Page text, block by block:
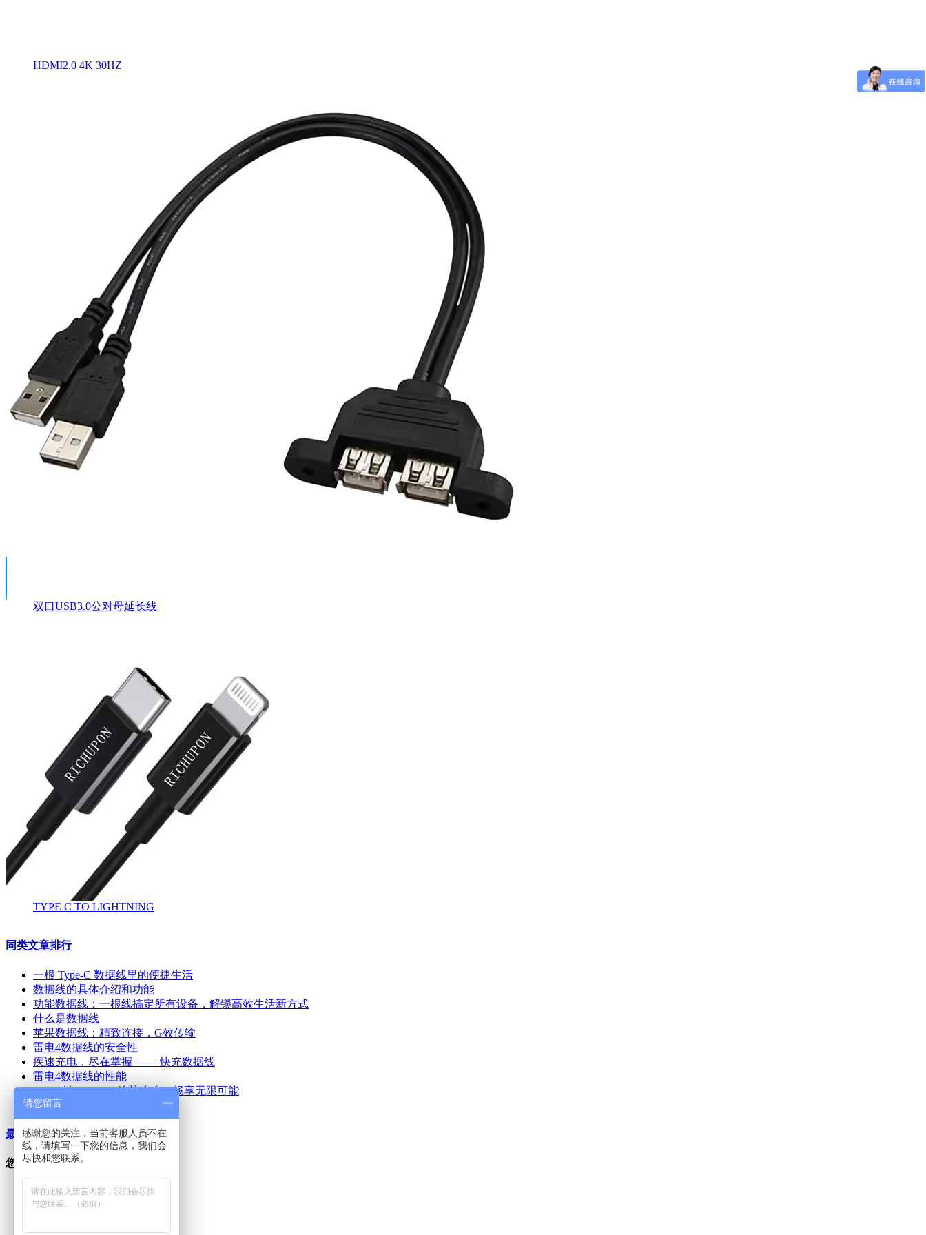
HDMI2.0 4K 30HZ
双口USB3.0公对母延长线
TYPE C TO LIGHTNING
同类文章排行
一根 Type-C 数据线里的便捷生活
数据线的具体介绍和功能
功能数据线：一根线搞定所有设备，解锁高效生活新方式
什么是数据线
苹果数据线：精致连接，G效传输
雷电4数据线的安全性
疾速充电，尽在掌握 —— 快充数据线
雷电4数据线的性能
HDMI转Type-C：连接未来，畅享无限可能
什么是雷电3数据线？
最新资讯文章
您的浏览历史
请您留言
感谢您的关注，当前客服人员不在
线，请填写一下您的信息，我们会
尽快和您联系。